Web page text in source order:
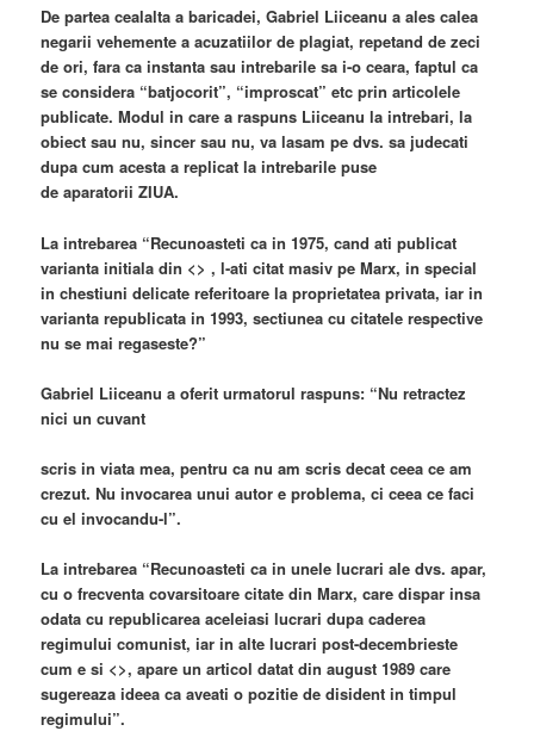
De partea cealalta a baricadei, Gabriel Liiceanu a ales calea
negarii vehemente a acuzatiilor de plagiat, repetand de zeci
de ori, fara ca instanta sau intrebarile sa i-o ceara, faptul ca
se considera “batjocorit”, “improscat” etc prin articolele
publicate. Modul in care a raspuns Liiceanu la intrebari, la
obiect sau nu, sincer sau nu, va lasam pe dvs. sa judecati
dupa cum acesta a replicat la intrebarile puse
de aparatorii ZIUA.
La intrebarea “Recunoasteti ca in 1975, cand ati publicat
varianta initiala din <> , l-ati citat masiv pe Marx, in special
in chestiuni delicate referitoare la proprietatea privata, iar in
varianta republicata in 1993, sectiunea cu citatele respective
nu se mai regaseste?”
Gabriel Liiceanu a oferit urmatorul raspuns: “Nu retractez
nici un cuvant
scris in viata mea, pentru ca nu am scris decat ceea ce am
crezut. Nu invocarea unui autor e problema, ci ceea ce faci
cu el invocandu-l”.
La intrebarea “Recunoasteti ca in unele lucrari ale dvs. apar,
cu o frecventa covarsitoare citate din Marx, care dispar insa
odata cu republicarea aceleiasi lucrari dupa caderea
regimului comunist, iar in alte lucrari post-decembrieste
cum e si <>, apare un articol datat din august 1989 care
sugereaza ideea ca aveati o pozitie de disident in timpul
regimului”.